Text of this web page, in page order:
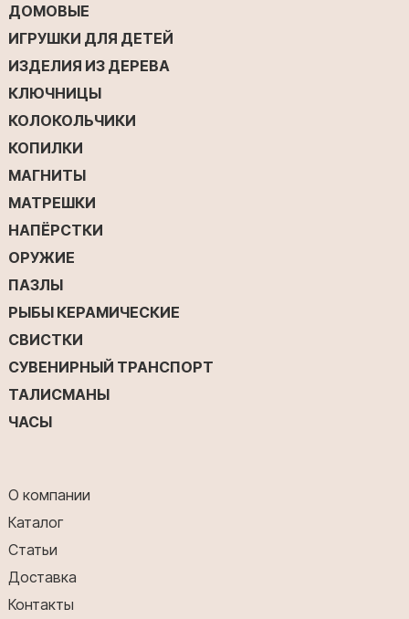
ДОМОВЫЕ
ИГРУШКИ ДЛЯ ДЕТЕЙ
ИЗДЕЛИЯ ИЗ ДЕРЕВА
КЛЮЧНИЦЫ
КОЛОКОЛЬЧИКИ
КОПИЛКИ
МАГНИТЫ
МАТРЕШКИ
НАПЁРСТКИ
ОРУЖИЕ
ПАЗЛЫ
РЫБЫ КЕРАМИЧЕСКИЕ
СВИСТКИ
СУВЕНИРНЫЙ ТРАНСПОРТ
ТАЛИСМАНЫ
ЧАСЫ
О компании
Каталог
Статьи
Доставка
Контакты